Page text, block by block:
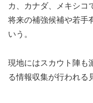
カ、カナダ、メキシコ
将来の補強候補や若手
いう。
現地にはスカウト陣も
る情報収集が行われる